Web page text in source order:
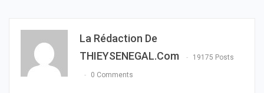
La Rédaction De
THIEYSENEGAL.com
19175 Posts
0 Comments